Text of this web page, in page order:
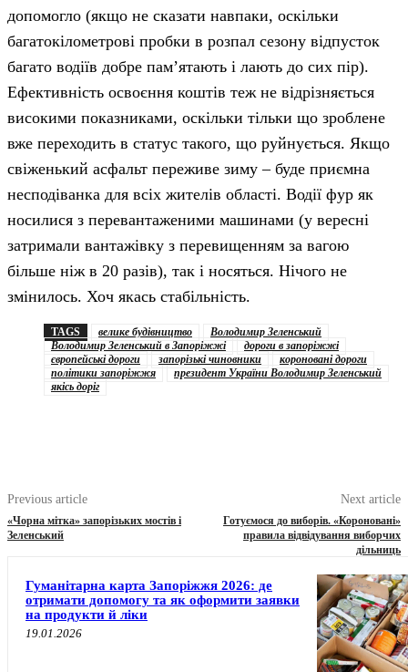
допомогло (якщо не сказати навпаки, оскільки
багатокілометрові пробки в розпал сезону відпусток
багато водіїв добре пам’ятають і лають до сих пір).
Ефективність освоєння коштів теж не відрізняється
високими показниками, оскільки тільки що зроблене
вже переходить в статус такого, що руйнується. Якщо
свіженький асфальт переживе зиму – буде приємна
несподіванка для всіх жителів області. Водії фур як
носилися з перевантаженими машинами (у вересні
затримали вантажівку з перевищенням за вагою
більше ніж в 20 разів), так і носяться. Нічого не
змінилось. Хоч якась стабільність.
TAGS велике будівництво
Володимир Зеленський
Володимир Зеленський в Запоріжжі
дороги в запоріжжі
європейські дороги
запорізькі чиновники
короновані дороги
політики запоріжжя
президент України Володимир Зеленський
якісь доріг
Previous article
«Чорна мітка» запорізьких мостів і
Зеленський
Next article
Готуємося до виборів. «Короновані»
правила відвідування виборчих
дільниць
Гуманітарна карта Запоріжжя 2026: де
отримати допомогу та як оформити заявки
на продукти й ліки
19.01.2026